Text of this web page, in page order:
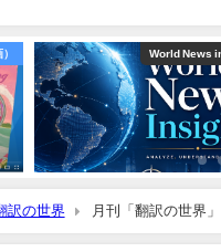
World News
訳の世界 月刊「翻訳の世界